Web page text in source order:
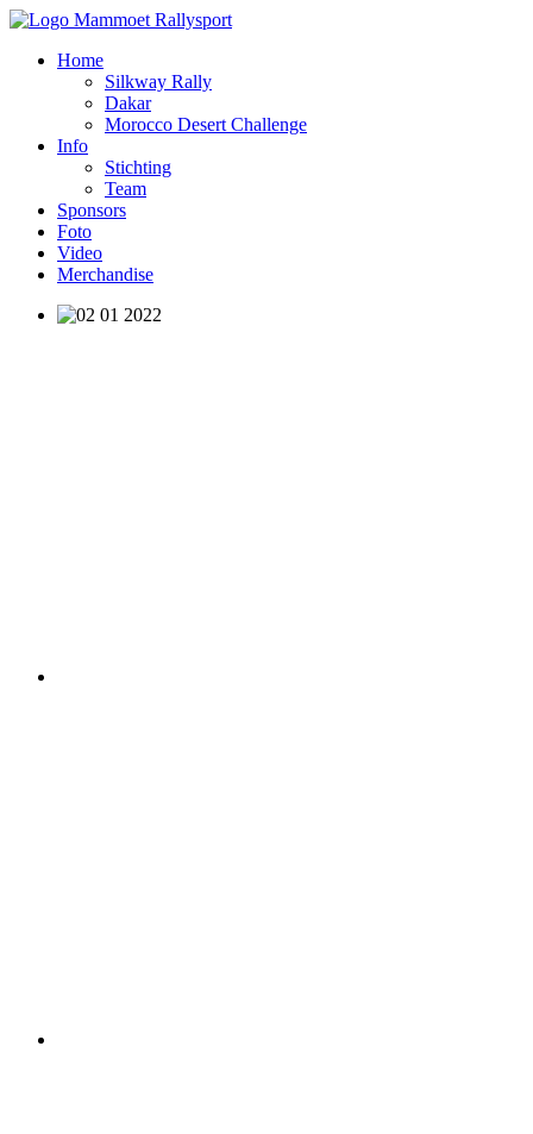
Home
Silkway Rally
Dakar
Morocco Desert Challenge
Info
Stichting
Team
Sponsors
Foto
Video
Merchandise